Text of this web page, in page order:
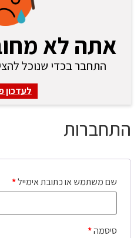
אתה לא
התחבר בכדי שנוכל
לעדכון
התחברות
שם משתמש או כתובת אימייל*
סיסמה*